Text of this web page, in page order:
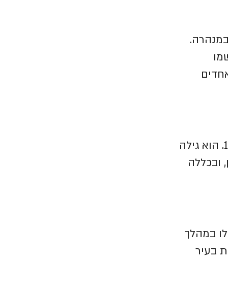
במנהרה.
סר צ'רלס וורן, איש ה- PEF, היה החוקר הראשון שחפר בעיר דוד, בשנת 1867. הוא גילה
ובכללה
במהלך
בעיר